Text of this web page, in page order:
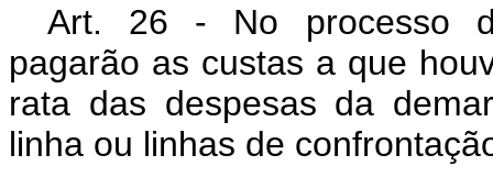
Art. 26 - No processo
pagarão as custas a que
rata das despesas da
linha ou linhas de